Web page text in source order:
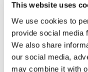
This website uses
We use cookies to
provide social media
We also share
our social media,
may combine it with